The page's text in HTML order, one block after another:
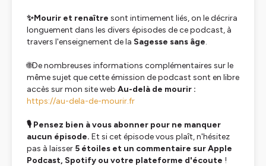
✨Mourir et renaître sont intimement liés, on le décrira
longuement dans les divers épisodes de ce podcast, à
travers l'enseignement de la Sagesse sans âge.
🌐De nombreuses informations complémentaires sur le
même sujet que cette émission de podcast sont en libre
accès sur mon site web Au-delà de mourir :
https://au-dela-de-mourir.fr
🎙️ Pensez bien à vous abonner pour ne manquer
aucun épisode. Et si cet épisode vous plaît, n'hésitez
pas à laisser 5 étoiles et un commentaire sur Apple
Podcast, Spotify ou votre plateforme d'écoute !